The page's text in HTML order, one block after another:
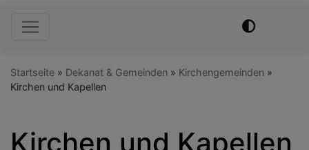
Hauptnavigation
Startseite Dekanat & Gemeinden
Kirchengemeinden
Kirchen und Kapellen
Kirchen und Kapellen